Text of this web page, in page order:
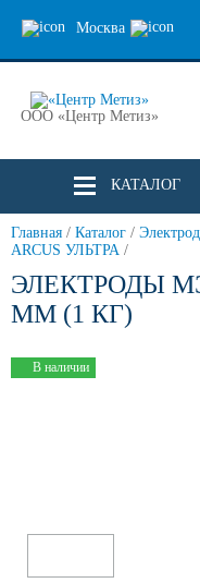
Москва
ООО «Центр Метиз»
КАТАЛОГ
Главная / Каталог /
ARCUS УЛЬТРА /
ЭЛЕКТРОДЫ
ММ (1 КГ)
В наличии